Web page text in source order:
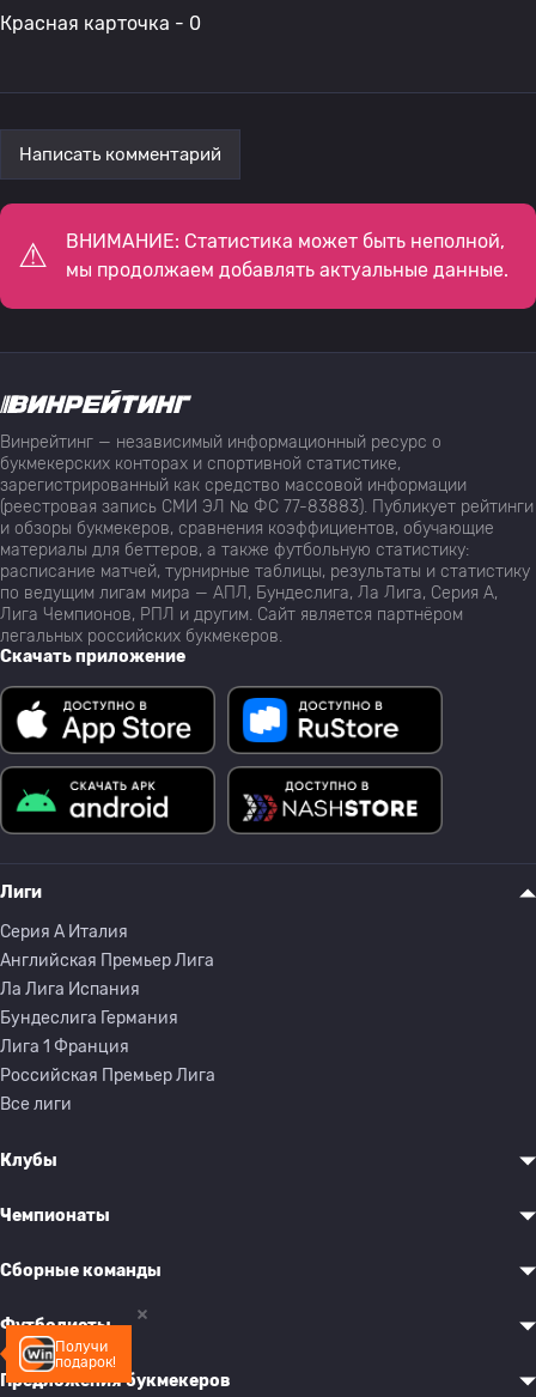
Красная карточка - 0
Написать комментарий
ВНИМАНИЕ: Статистика может быть неполной,
мы продолжаем добавлять актуальные данные.
Получи
подарок!
Винрейтинг — независимый информационный ресурс о
букмекерских конторах и спортивной статистике,
зарегистрированный как средство массовой информации
(реестровая запись СМИ ЭЛ № ФС 77-83883). Публикует рейтинги
и обзоры букмекеров, сравнения коэффициентов, обучающие
материалы для беттеров, а также футбольную статистику:
расписание матчей, турнирные таблицы, результаты и статистику
по ведущим лигам мира — АПЛ, Бундеслига, Ла Лига, Серия А,
Лига Чемпионов, РПЛ и другим. Сайт является партнёром
легальных российских букмекеров.
Скачать приложение
Лиги
Серия A Италия
Английская Премьер Лига
Ла Лига Испания
Бундеслига Германия
Лига 1 Франция
Российская Премьер Лига
Все лиги
Клубы
Чемпионаты
Сборные команды
Футболисты
Предложения букмекеров